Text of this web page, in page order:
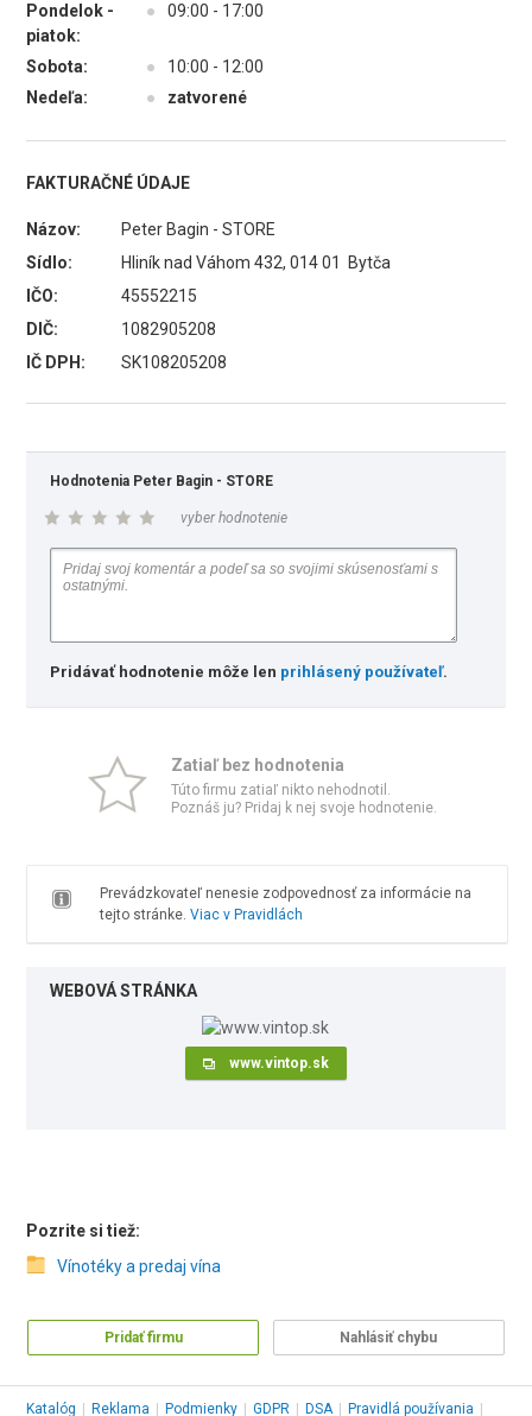
Pondelok -
piatok:
● 09:00 - 17:00
Sobota: ●
10:00 - 12:00
Nedeľa:
● zatvorené
FAKTURAČNÉ ÚDAJE
Názov:
Peter Bagin - STORE
Sídlo:
Hliník nad Váhom 432, 014 01 Bytča
IČO:
45552215
DIČ:
1082905208
IČ DPH:
SK108205208
Hodnotenia Peter Bagin - STORE
vyber hodnotenie
Pridávať hodnotenie môže len prihlásený používateľ.
Zatiaľ bez hodnotenia
Túto firmu zatiaľ nikto nehodnotil.
Poznáš ju? Pridaj k nej svoje hodnotenie.
Prevádzkovateľ nenesie zodpovednosť za informácie na
tejto stránke. Viac v Pravidlách
WEBOVÁ STRÁNKA
www.vintop.sk
Pozrite si tiež:
Vínotéky a predaj vína
Pridať firmu Nahlásiť chybu
Katalóg Reklama Podmienky GDPR DSA Pravidlá používania